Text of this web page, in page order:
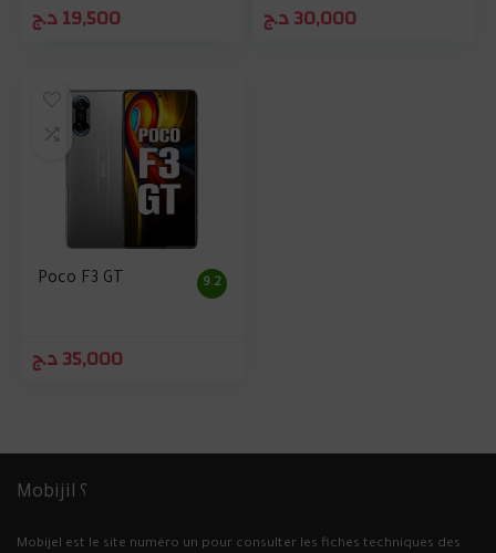
19,500د.ج 30,000د.ج
9.2
Poco F3 GT
35,000د.ج
Mobijil ؟
Mobijel est le site numéro un pour consulter les fiches techniques des